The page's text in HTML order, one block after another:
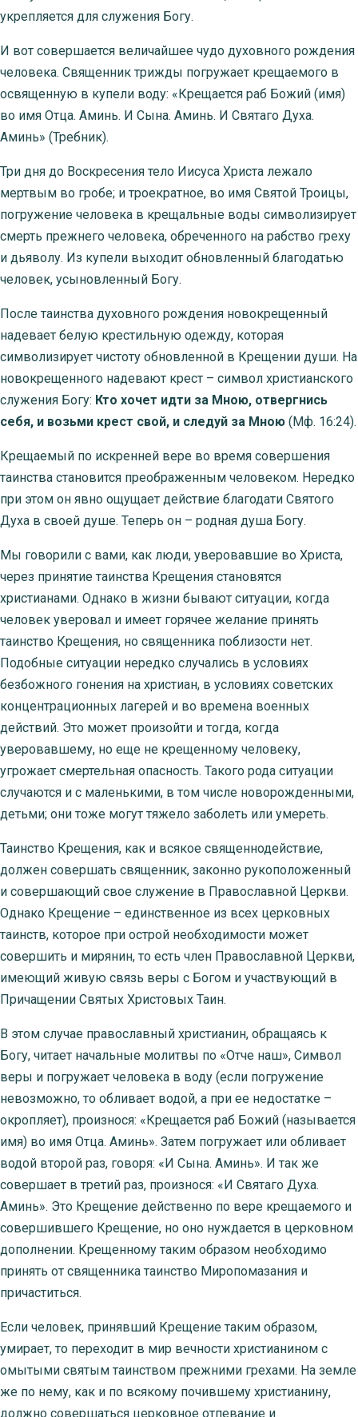
укрепляется для служения Богу.
И вот совершается величайшее чудо духовного рождения
человека. Священник трижды погружает крещаемого в
освященную в купели воду: «Крещается раб Божий (имя)
во имя Отца. Аминь. И Сына. Аминь. И Святаго Духа.
Аминь» (Требник).
Три дня до Воскресения тело Иисуса Христа лежало
мертвым во гробе; и троекратное, во имя Святой Троицы,
погружение человека в крещальные воды символизирует
смерть прежнего человека, обреченного на рабство греху
и дьяволу. Из купели выходит обновленный благодатью
человек, усыновленный Богу.
После таинства духовного рождения новокрещенный
надевает белую крестильную одежду, которая
символизирует чистоту обновленной в Крещении души. На
новокрещенного надевают крест – символ христианского
служения Богу: Кто хочет идти за Мною, отвергнись
себя, и возьми крест свой, и следуй за Мною (Мф. 16:24).
Крещаемый по искренней вере во время совершения
таинства становится преображенным человеком. Нередко
при этом он явно ощущает действие благодати Святого
Духа в своей душе. Теперь он – родная душа Богу.
Мы говорили с вами, как люди, уверовавшие во Христа,
через принятие таинства Крещения становятся
христианами. Однако в жизни бывают ситуации, когда
человек уверовал и имеет горячее желание принять
таинство Крещения, но священника поблизости нет.
Подобные ситуации нередко случались в условиях
безбожного гонения на христиан, в условиях советских
концентрационных лагерей и во времена военных
действий. Это может произойти и тогда, когда
уверовавшему, но еще не крещенному человеку,
угрожает смертельная опасность. Такого рода ситуации
случаются и с маленькими, в том числе новорожденными,
детьми; они тоже могут тяжело заболеть или умереть.
Таинство Крещения, как и всякое священнодействие,
должен совершать священник, законно рукоположенный
и совершающий свое служение в Православной Церкви.
Однако Крещение – единственное из всех церковных
таинств, которое при острой необходимости может
совершить и мирянин, то есть член Православной Церкви,
имеющий живую связь веры с Богом и участвующий в
Причащении Святых Христовых Таин.
В этом случае православный христианин, обращаясь к
Богу, читает начальные молитвы по «Отче наш», Символ
веры и погружает человека в воду (если погружение
невозможно, то обливает водой, а при ее недостатке –
окропляет), произнося: «Крещается раб Божий (называется
имя) во имя Отца. Аминь». Затем погружает или обливает
водой второй раз, говоря: «И Сына. Аминь». И так же
совершает в третий раз, произнося: «И Святаго Духа.
Аминь». Это Крещение действенно по вере крещаемого и
совершившего Крещение, но оно нуждается в церковном
дополнении. Крещенному таким образом необходимо
принять от священника таинство Миропомазания и
причаститься.
Если человек, принявший Крещение таким образом,
умирает, то переходит в мир вечности христианином с
омытыми святым таинством прежними грехами. На земле
же по нему, как и по всякому почившему христианину,
должно совершаться церковное отпевание и